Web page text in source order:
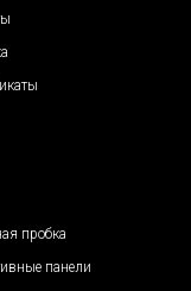
пробка
панели